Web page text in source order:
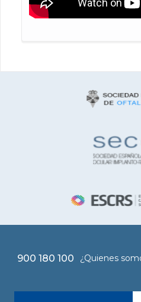
900 180 100 ¿Quienes